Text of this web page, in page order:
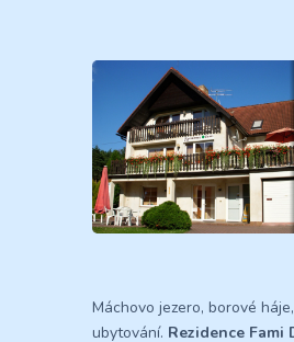
Máchovo jezero, borové
ubytování. Rezidence Fami